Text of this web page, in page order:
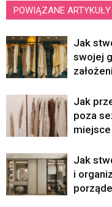
POWIĄZANE ARTYKUŁY
Jak
swojej
Jak
poza
Jak
i